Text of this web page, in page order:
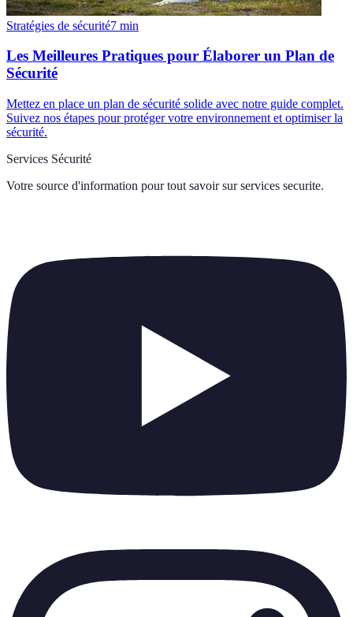
Stratégies de sécurité7 min
Les Meilleures Pratiques pour Élaborer un Plan de
Sécurité
Mettez en place un plan de sécurité solide avec notre guide complet.
Suivez nos étapes pour protéger votre environnement et optimiser la
sécurité.
Services Sécurité
Votre source d'information pour tout savoir sur services securite.